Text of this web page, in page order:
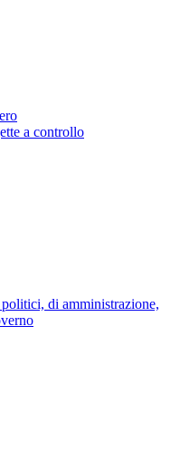
a controllo
di amministrazione,